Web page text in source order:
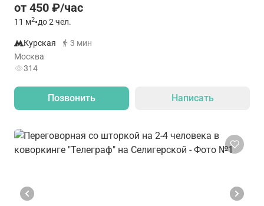
от 450 ₽/час
11 м2•до 2 чел.
Курская
3 мин
Москва
314
Позвонить Написать